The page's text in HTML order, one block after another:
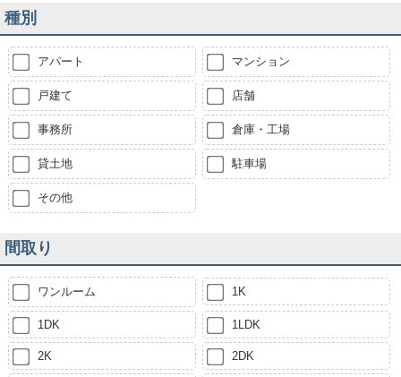
種別
アパート マンション
戸建て 店舗
事務所 倉庫・工場
貸土地 駐車場
その他
間取り
ワンルーム 1K
1DK 1LDK
2K 2DK